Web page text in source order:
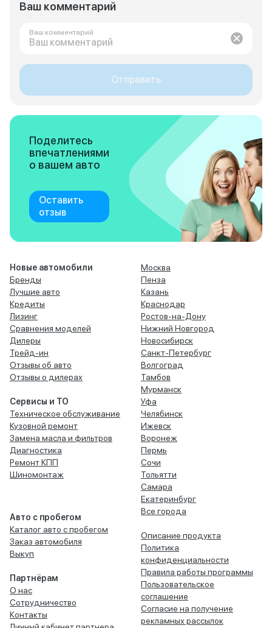
Ваш комментарий
Ваш комментарий
Отправить
Поделитесь
впечатлениями
о вашем авто
Оставить
отзыв
Новые автомобили
Бренды
Лучшие авто
Кредиты
Лизинг
Сравнения моделей
Дилеры
Трейд-ин
Отзывы об авто
Отзывы о дилерах
Сервисы и ТО
Техническое обслуживание
Кузовной ремонт
Замена масла и фильтров
Диагностика
Ремонт КПП
Шиномонтаж
Авто с пробегом
Каталог авто с пробегом
Заказ автомобиля
Выкуп
Партнёрам
О нас
Сотрудничество
Контакты
Москва
Пенза
Казань
Краснодар
Ростов-на-Дону
Нижний Новгород
Новосибирск
Санкт-Петербург
Волгоград
Тамбов
Мурманск
Уфа
Челябинск
Ижевск
Воронеж
Пермь
Сочи
Тольятти
Самара
Екатеринбург
Все города
Описание продукта
Политика
конфиденциальности
Правила работы программы
Пользовательское
соглашение
Согласие на получение
рекламных рассылок